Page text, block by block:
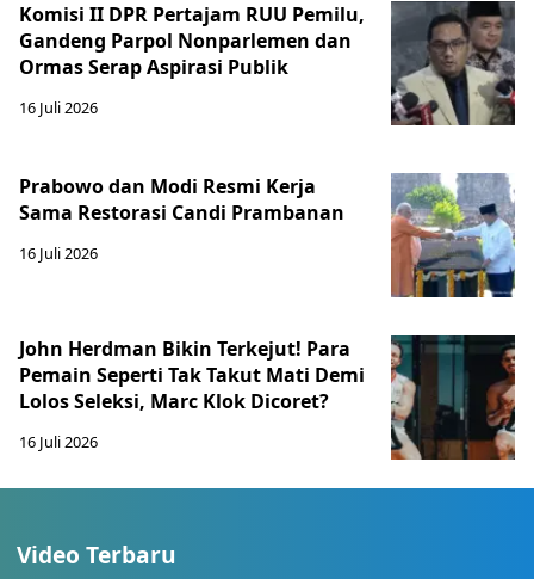
Komisi II DPR Pertajam RUU Pemilu,
Gandeng Parpol Nonparlemen dan
Ormas Serap Aspirasi Publik
16 Juli 2026
Prabowo dan Modi Resmi Kerja
Sama Restorasi Candi Prambanan
16 Juli 2026
John Herdman Bikin Terkejut! Para
Pemain Seperti Tak Takut Mati Demi
Lolos Seleksi, Marc Klok Dicoret?
16 Juli 2026
Video Terbaru